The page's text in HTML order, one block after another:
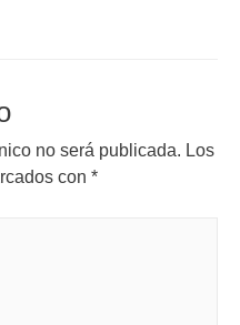
no será publicada. Los
con *